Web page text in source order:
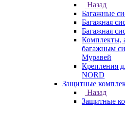
Назад
Багажные
Багажная
Багажная
Комплекты,
багажным
Муравей
Крепления
NORD
Защитные
Назад
Защитные